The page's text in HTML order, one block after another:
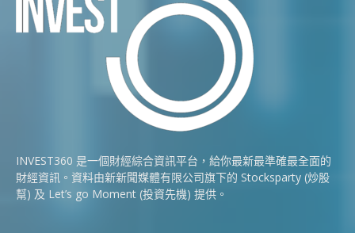
INVEST360 是一個財經綜合資訊平台，給你最新最準確最全面的
財經資訊。資料由新新聞媒體有限公司旗下的 Stocksparty (炒股
幫) 及 Let’s go Moment (投資先機) 提供。